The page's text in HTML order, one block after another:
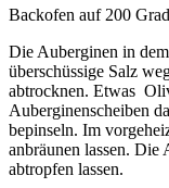
Backofen auf 200
Die Auberginen in
überschüssige Salz
abtrocknen. Etwas
Auberginenscheiben
bepinseln. Im
anbräunen lassen. Die
abtropfen lassen.